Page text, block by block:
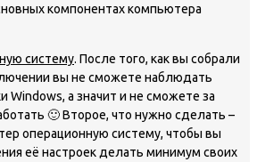
компонентах компьютера
систему. После того, как вы собрали
вы не сможете наблюдать
Windows, а значит и не сможете за
🙂 Второе, что нужно сделать –
операционную систему, чтобы вы
её настроек делать минимум своих